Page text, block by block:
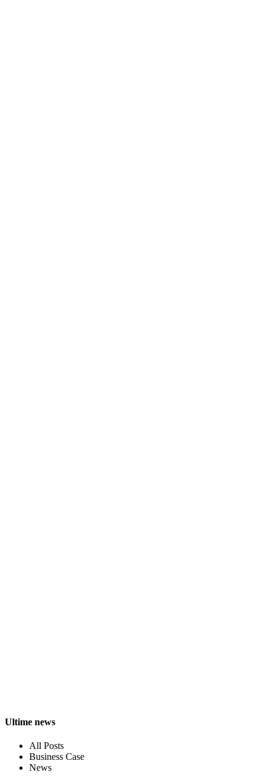
Ultime news
All Posts
Business Case
News